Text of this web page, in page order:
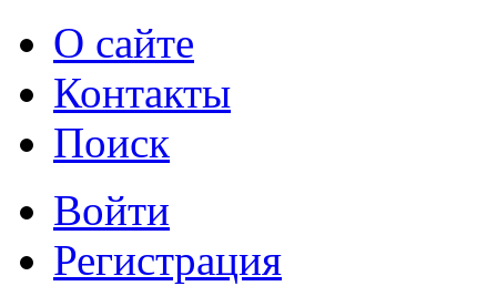
О сайте
Контакты
Поиск
Войти
Регистрация